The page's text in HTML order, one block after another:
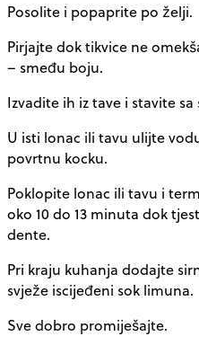
Posolite i popaprite po želji.
Pirjajte dok tikvice ne
– smeđu boju.
Izvadite ih iz tave i stavite sa
U isti lonac ili tavu ulijte
povrtnu kocku.
Poklopite lonac ili tavu i
oko 10 do 13 minuta dok
dente.
Pri kraju kuhanja dodajte
svježe iscijeđeni sok limuna.
Sve dobro promiješajte.